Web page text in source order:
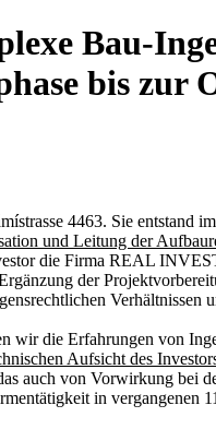
Bau-
bis zur
4463. Sie entstand
und Leitung der
die Firma REAL
der
Verhältnissen
wir die Erfahrungen von
Aufsicht des
auch von Vorwirkung bei
in vergangenen